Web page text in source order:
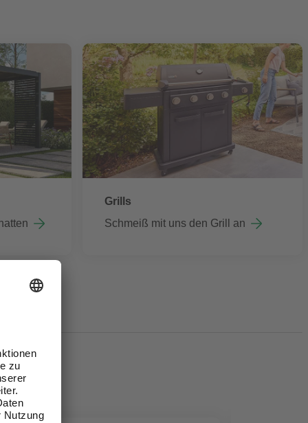
Grills
Schmeiß mit uns den Grill an